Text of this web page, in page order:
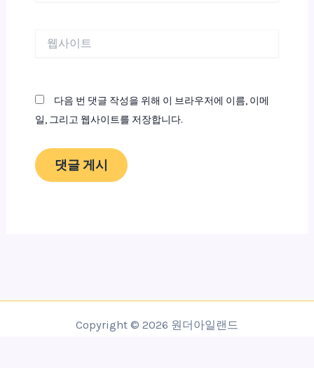
다음 번 댓글 작성을 위해 이 브라우저에 이름, 이메
일, 그리고 웹사이트를 저장합니다.
Copyright © 2026 원더아일랜드